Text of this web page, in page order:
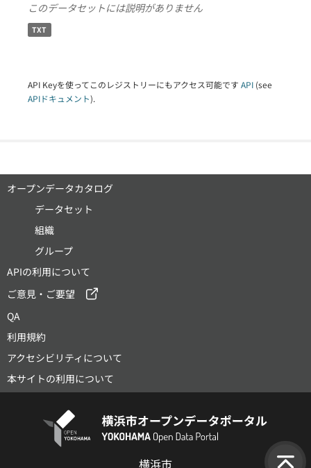
このデータセットには説明がありません
TXT
API Keyを使ってこのレジストリーにもアクセス可能です API (see
APIドキュメント).
オープンデータカタログ
データセット
組織
グループ
APIの利用について
ご意見・ご要望
QA
利用規約
アクセシビリティについて
本サイトの利用について
横浜市